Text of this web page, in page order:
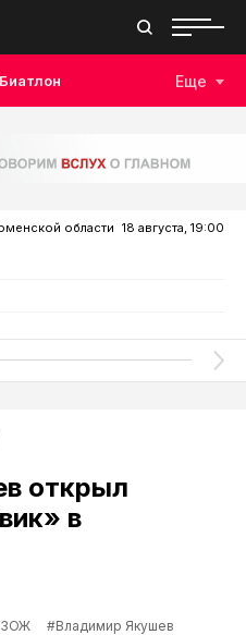
Биатлон Еще
области 18 августа, 19:00
открыл
в
#Владимир Якушев